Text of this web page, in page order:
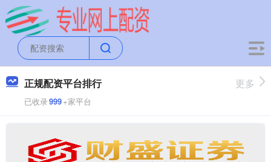
正规配资平台排行
已收录999+家平台
更多